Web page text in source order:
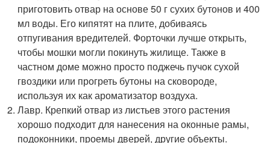
приготовить отвар на основе 50 г сухих бутонов и 400
мл воды. Его кипятят на плите, добиваясь
отпугивания вредителей. Форточки лучше открыть,
чтобы мошки могли покинуть жилище. Также в
частном доме можно просто поджечь пучок сухой
гвоздики или прогреть бутоны на сковороде,
используя их как ароматизатор воздуха.
Лавр. Крепкий отвар из листьев этого растения
хорошо подходит для нанесения на оконные рамы,
подоконники, проемы дверей, другие объекты.